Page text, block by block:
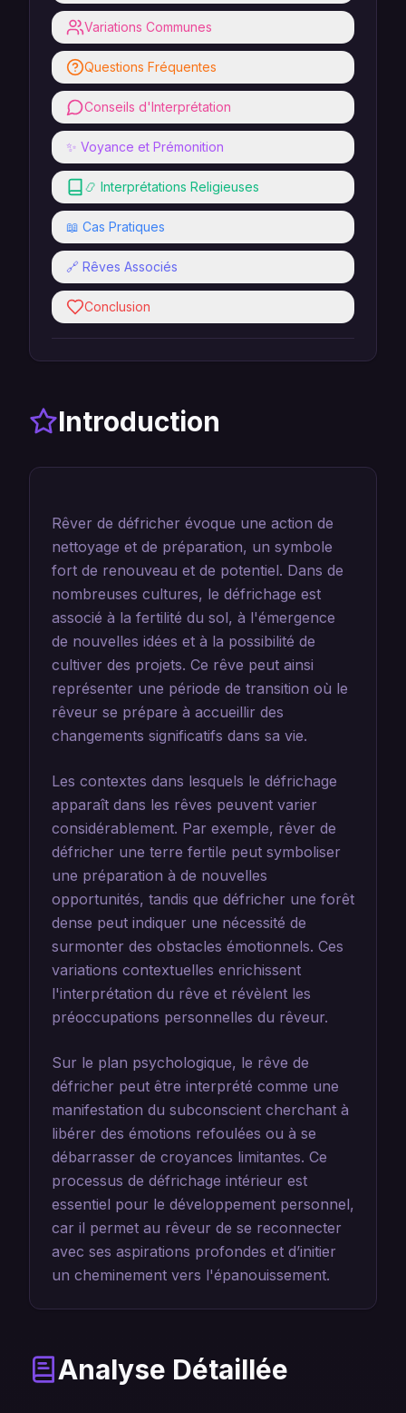
Variations Communes
Questions Fréquentes
Conseils d'Interprétation
✨ Voyance et Prémonition
📿 Interprétations Religieuses
📖 Cas Pratiques
🔗 Rêves Associés
Conclusion
Introduction
Rêver de défricher évoque une action de
nettoyage et de préparation, un symbole
fort de renouveau et de potentiel. Dans de
nombreuses cultures, le défrichage est
associé à la fertilité du sol, à l'émergence
de nouvelles idées et à la possibilité de
cultiver des projets. Ce rêve peut ainsi
représenter une période de transition où le
rêveur se prépare à accueillir des
changements significatifs dans sa vie.
Les contextes dans lesquels le défrichage
apparaît dans les rêves peuvent varier
considérablement. Par exemple, rêver de
défricher une terre fertile peut symboliser
une préparation à de nouvelles
opportunités, tandis que défricher une forêt
dense peut indiquer une nécessité de
surmonter des obstacles émotionnels. Ces
variations contextuelles enrichissent
l'interprétation du rêve et révèlent les
préoccupations personnelles du rêveur.
Sur le plan psychologique, le rêve de
défricher peut être interprété comme une
manifestation du subconscient cherchant à
libérer des émotions refoulées ou à se
débarrasser de croyances limitantes. Ce
processus de défrichage intérieur est
essentiel pour le développement personnel,
car il permet au rêveur de se reconnecter
avec ses aspirations profondes et d’initier
un cheminement vers l'épanouissement.
Analyse Détaillée